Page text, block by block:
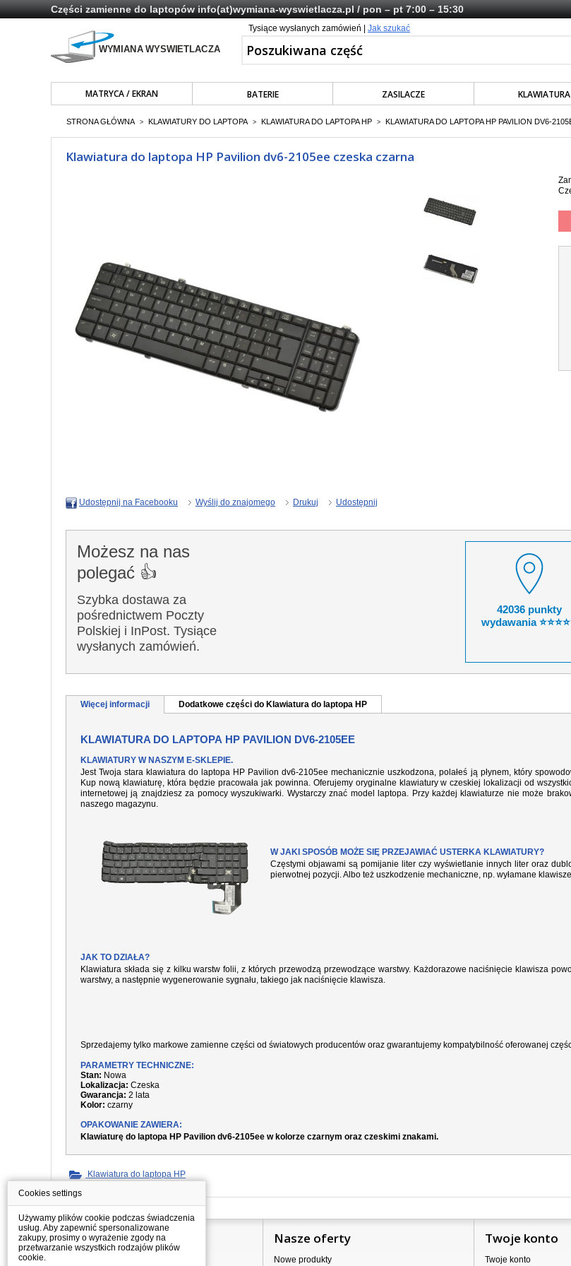
Części zamienne do laptopówinfo(at)wymiana-wyswietlacza.pl/ pon – pt 7:00 – 15:30
Tysiące wysłanych zamówień | Jak szukać
MATRYCA / EKRAN BATERIE ZASILACZE KLAWIATURA
STRONA GŁÓWNA > KLAWIATURY DO LAPTOPA > KLAWIATURA DO LAPTOPA HP > KLAWIATURA DO LAPTOPA HP PAVILION DV6-
Klawiatura do laptopa HP Pavilion dv6-2105ee czeska czarna
Udostępnij na Facebooku Wyślij do znajomego Drukuj Udostępnij
Możesz na nas
polegać 👍
Szybka dostawa za
pośrednictwem Poczty
Polskiej i InPost. Tysiące
wysłanych zamówień.
42036 punkty
wydawania
Więcej informacji Dodatkowe części do Klawiatura do laptopa HP
KLAWIATURA DO LAPTOPA HP PAVILION DV6-2105EE
KLAWIATURY W NASZYM E-SKLEPIE.
Jest Twoja stara klawiatura do laptopa HP Pavilion dv6-2105ee mechanicznie uszkodzona, polałeś ją płynem, który
Kup nową klawiaturę, która będzie pracowała jak powinna. Oferujemy oryginalne klawiatury w czeskiej lokalizacji od
internetowej ją znajdziesz za pomocy wyszukiwarki. Wystarczy znać model laptopa. Przy każdej klawiaturze nie może
naszego magazynu.
W JAKI SPOSÓB MOŻE SIĘ PRZEJAWIAĆ USTERKA KLAWIATURY?
Częstymi objawami są pomijanie liter czy wyświetlanie innych liter oraz
pierwotnej pozycji. Albo też uszkodzenie mechaniczne, np. wyłamane
JAK TO DZIAŁA?
Klawiatura składa się z kilku warstw folii, z których przewodzą przewodzące warstwy. Każdorazowe naciśnięcie klawisza
warstwy, a następnie wygenerowanie sygnału, takiego jak naciśnięcie klawisza.
Sprzedajemy tylko markowe zamienne części od światowych producentów oraz gwarantujemy kompatybilność oferowanej
PARAMETRY TECHNICZNE:
Stan: Nowa
Lokalizacja: Czeska
Gwarancja: 2 lata
Kolor: czarny
OPAKOWANIE ZAWIERA:
Klawiaturę do laptopa HP Pavilion dv6-2105ee w kolorze czarnym oraz czeskimi znakami.
Klawiatura do laptopa HP
Informacje Nasze oferty
Nowe produkty
Twoje konto
Twoje konto
Cookies settings
Używamy plików cookie podczas świadczenia
usług. Aby zapewnić spersonalizowane
zakupy, prosimy o wyrażenie zgody na
przetwarzanie wszystkich rodzajów plików
cookie.